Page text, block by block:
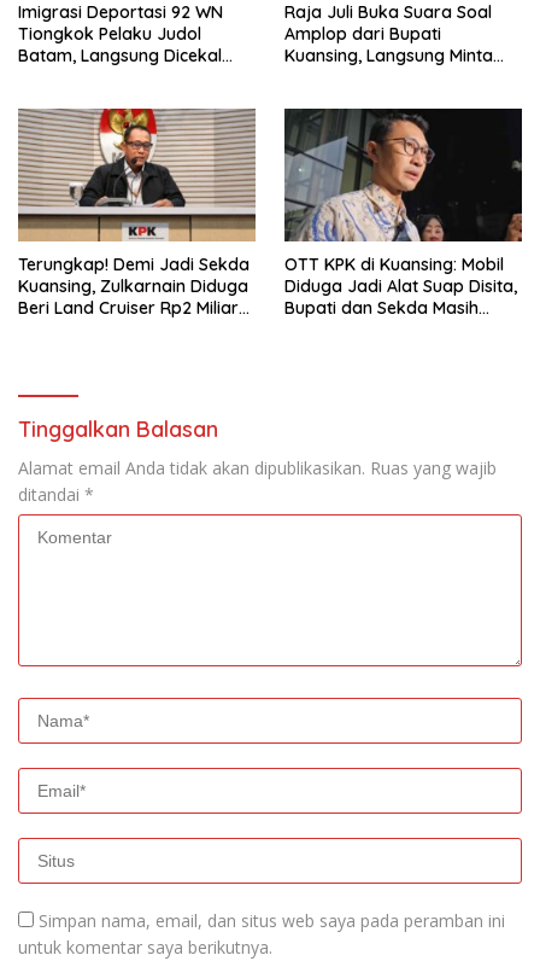
Imigrasi Deportasi 92 WN
Tiongkok Pelaku Judol
Batam, Langsung Dicekal
Raja Juli Buka Suara Soal
Amplop dari Bupati
Kuansing, Langsung Minta
Terungkap! Demi Jadi Sekda
Kuansing, Zulkarnain Diduga
Beri Land Cruiser Rp2 Miliar
OTT KPK di Kuansing: Mobil
Diduga Jadi Alat Suap Disita,
Bupati dan Sekda Masih
Tinggalkan Balasan
Alamat email Anda tidak akan dipublikasikan. Ruas yang wajib
ditandai *
Simpan nama, email, dan situs web saya pada peramban ini
untuk komentar saya berikutnya.